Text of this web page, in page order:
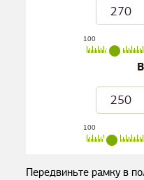
100
100
Передвиньте рамку в